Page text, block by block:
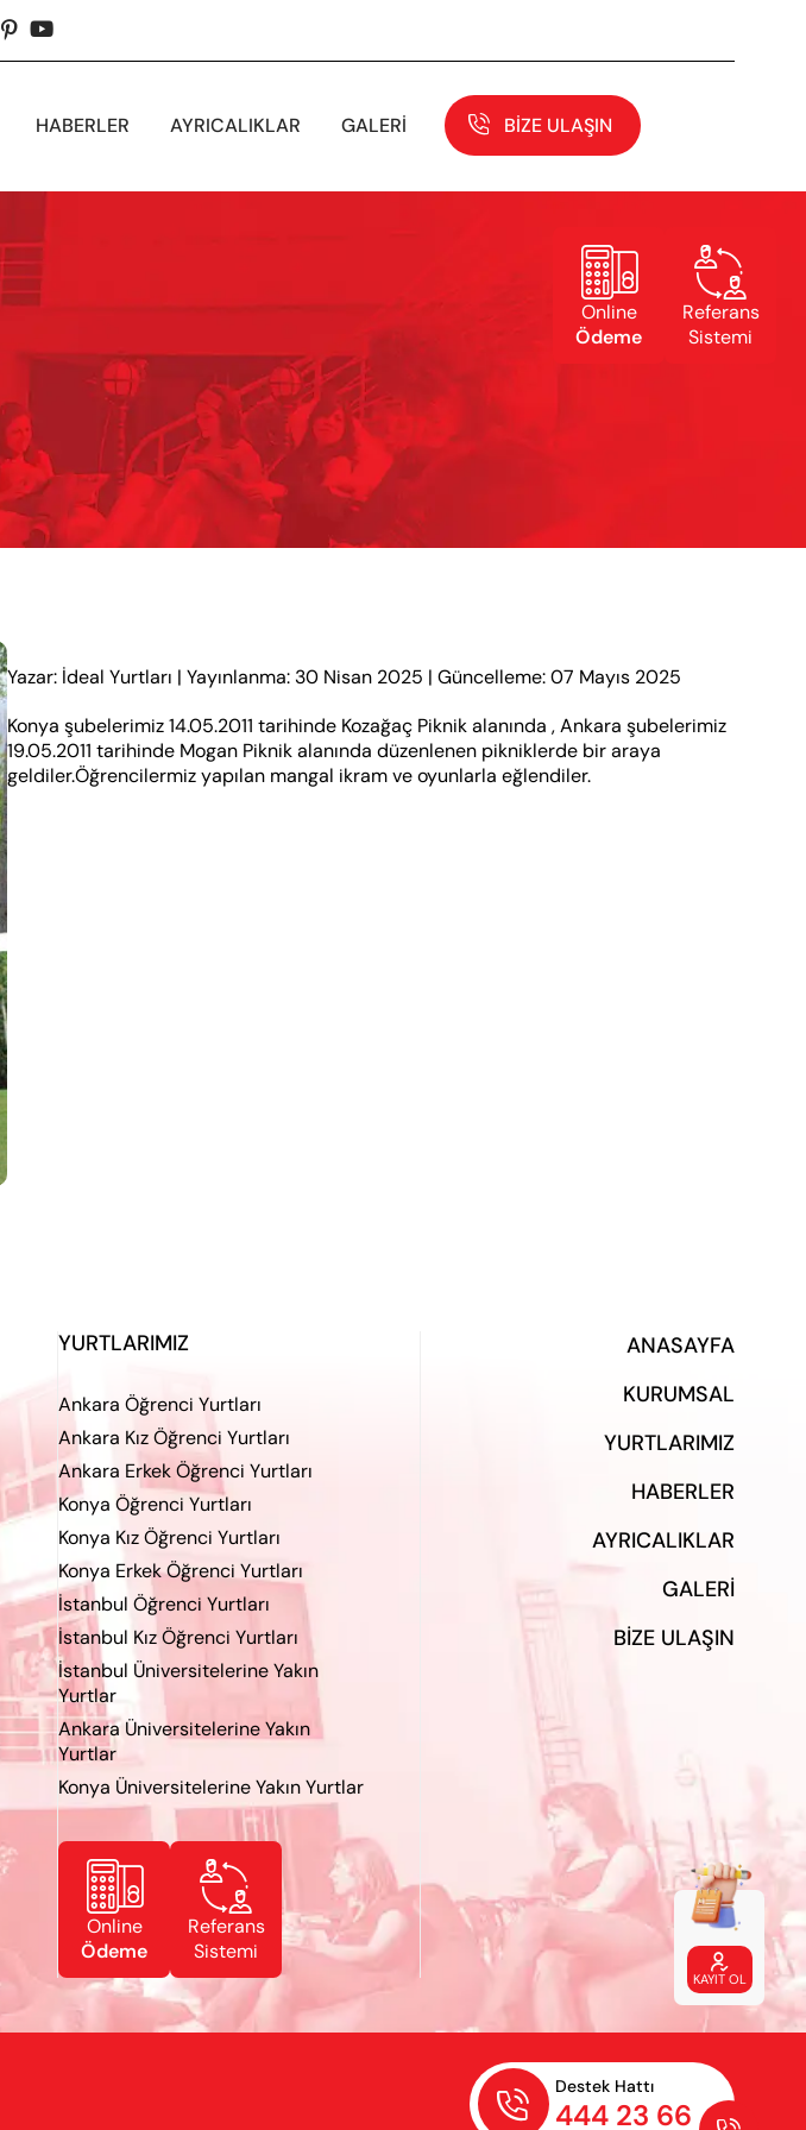
 
HABERLER AYRICALIKLAR GALERI BIZE ULAŞIN

Online
Ödeme

Referans
Sistemi

KAYIT OL
Yazar: İdeal Yurtları | Yayınlanma: 30 Nisan 2025 | Güncelleme: 07 Mayıs 2025
Konya şubelerimiz 14.05.2011 tarihinde Kozağaç Piknik alanında , Ankara şubelerimiz
19.05.2011 tarihinde Mogan Piknik alanında düzenlenen pikniklerde bir araya
geldiler.Öğrencilermiz yapılan mangal ikram ve oyunlarla eğlendiler.
YURTLARIMIZ
Ankara Öğrenci Yurtları
Ankara Kız Öğrenci Yurtları
Ankara Erkek Öğrenci Yurtları
Konya Öğrenci Yurtları
Konya Kız Öğrenci Yurtları
Konya Erkek Öğrenci Yurtları
İstanbul Öğrenci Yurtları
İstanbul Kız Öğrenci Yurtları
İstanbul Üniversitelerine Yakın
Yurtlar
Ankara Üniversitelerine Yakın
Yurtlar
Konya Üniversitelerine Yakın Yurtlar

Online
Ödeme

Referans
Sistemi
ANASAYFA
KURUMSAL
YURTLARIMIZ
HABERLER
AYRICALIKLAR
GALERI
BIZE ULAŞIN

Destek Hattı
444 23 66